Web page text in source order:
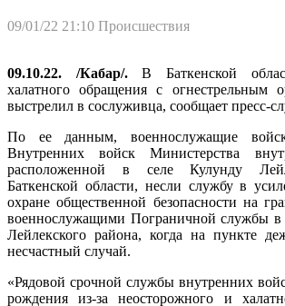
09/01/22 21:10 Происшествия
09.10.22. /Кабар/.В Баткенской
халатного обращения с огнестрельным
выстрелил в сослуживца, сообщает пресс-
По ее данным, военнослужащие
Внутренних войск Министерства
расположенной в селе Кулунду
Баткенской области, несли службу в
охране общественной безопасности на
военнослужащими Пограничной службы в
Лейлекского района, когда на пункте
несчастный случай.
«Рядовой срочной службы внутренних
рождения из-за неосторожного и